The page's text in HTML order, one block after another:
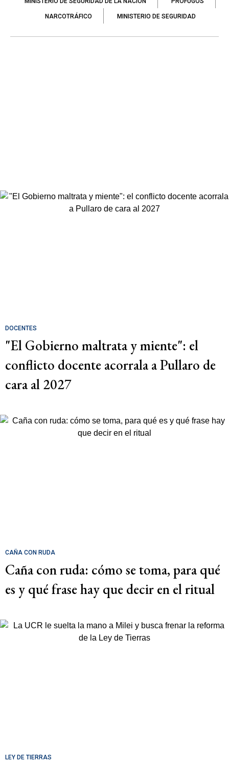
NARCOTRÁFICO MINISTERIO DE SEGURIDAD
DOCENTES
"El Gobierno maltrata y miente": el
conflicto docente acorrala a Pullaro de
cara al 2027
CAÑA CON RUDA
Caña con ruda: cómo se toma, para qué
es y qué frase hay que decir en el ritual
LEY DE TIERRAS